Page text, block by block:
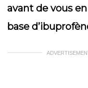
avant de vous
base